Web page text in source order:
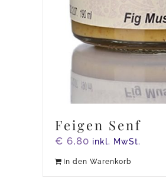
Feigen Senf
€ 6,80 inkl. MwSt.
In den Warenkorb